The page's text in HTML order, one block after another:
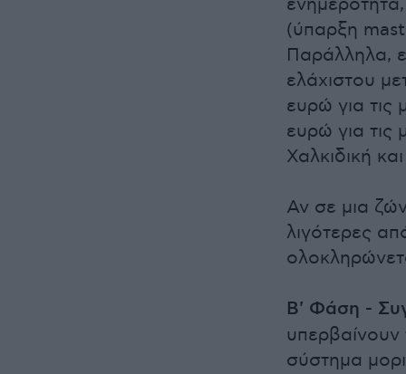
(ύπαρξη
Παράλληλα,
ελάχιστου
ευρώ για τις
ευρώ για τις
Χαλκιδική
Αν σε μια
λιγότερες
Β' Φάση -
υπερβαίνουν
σύστημα